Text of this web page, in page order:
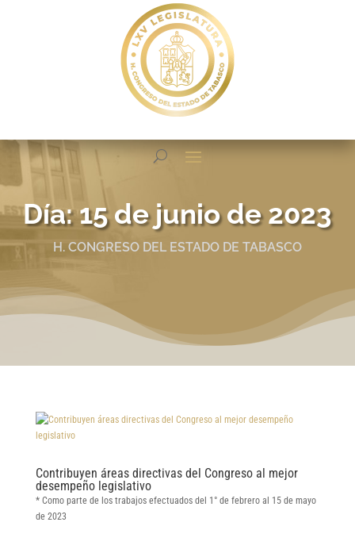
Día:15 de junio de 2023
H. CONGRESO DEL ESTADO DE TABASCO
Contribuyen áreas directivas del Congreso al mejor
desempeño legislativo
* Como parte de los trabajos efectuados del 1° de febrero al 15 de mayo
de 2023